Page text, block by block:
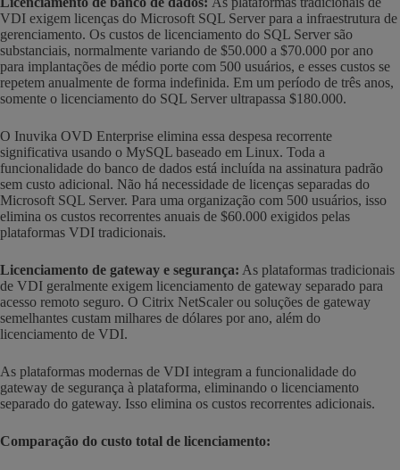
VDI exigem licenças do Microsoft SQL Server para a infraestrutura de
gerenciamento. Os custos de licenciamento do SQL Server são
substanciais, normalmente variando de $50.000 a $70.000 por ano
para implantações de médio porte com 500 usuários, e esses custos se
repetem anualmente de forma indefinida. Em um período de três anos,
somente o licenciamento do SQL Server ultrapassa $180.000.
O Inuvika OVD Enterprise elimina essa despesa recorrente
significativa usando o MySQL baseado em Linux. Toda a
funcionalidade do banco de dados está incluída na assinatura padrão
sem custo adicional. Não há necessidade de licenças separadas do
Microsoft SQL Server. Para uma organização com 500 usuários, isso
elimina os custos recorrentes anuais de $60.000 exigidos pelas
plataformas VDI tradicionais.
Licenciamento de gateway e segurança: As plataformas tradicionais
de VDI geralmente exigem licenciamento de gateway separado para
acesso remoto seguro. O Citrix NetScaler ou soluções de gateway
semelhantes custam milhares de dólares por ano, além do
licenciamento de VDI.
As plataformas modernas de VDI integram a funcionalidade do
gateway de segurança à plataforma, eliminando o licenciamento
separado do gateway. Isso elimina os custos recorrentes adicionais.
Comparação do custo total de licenciamento: